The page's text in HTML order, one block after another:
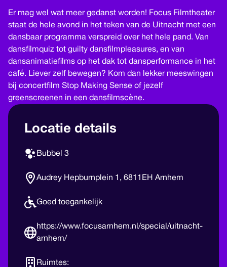
Er mag wel wat meer gedanst worden! Focus Filmtheater
staat de hele avond in het teken van de Uitnacht met een
dansbaar programma verspreid over het hele pand. Van
dansfilmquiz tot guilty dansfilmpleasures, en van
dansanimatiefilms op het dak tot dansperformance in het
café. Liever zelf bewegen? Kom dan lekker meeswingen
bij concertfilm Stop Making Sense of jezelf
greenscreenen in een dansfilmscène.
Locatie details
Bubbel 3
Audrey Hepburnplein 1, 6811EH Arnhem
Goed toegankelijk
https://www.focusarnhem.nl/special/uitnacht-
arnhem/
Ruimtes: